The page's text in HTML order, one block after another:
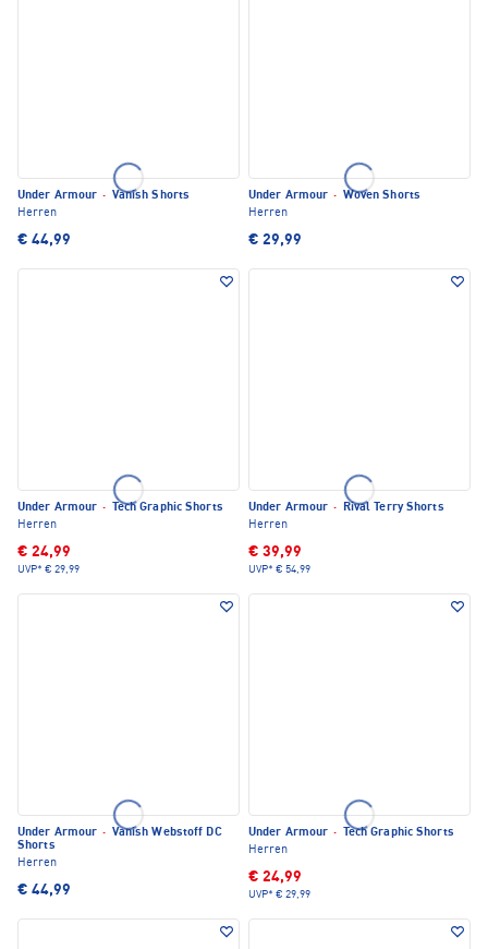
Under Armour · Vanish Shorts
Herren
€ 44,99
Under Armour · Woven Shorts
Herren
€ 29,99
Under Armour ·
Tech Graphic Shorts
Herren
€ 24,99
UVP* € 29,99
Under Armour ·
Rival Terry Shorts
Herren
€ 39,99
UVP* € 54,99
Under Armour · Vanish Webstoff DC
Shorts
Herren
€ 44,99
Under Armour ·
Tech Graphic Shorts
Herren
€ 24,99
UVP* € 29,99